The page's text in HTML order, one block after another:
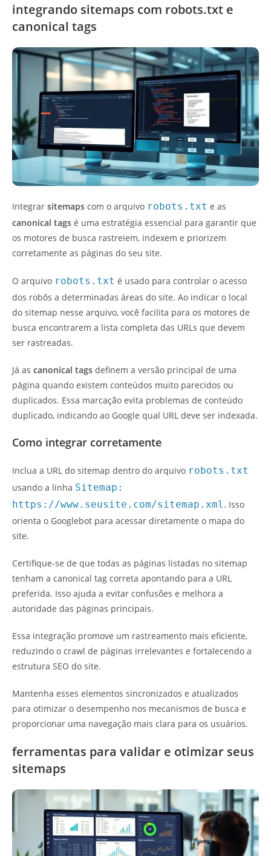
integrando sitemaps com robots.txt e
canonical tags
Integrar sitemaps com o arquivo robots.txt e as
canonical tags é uma estratégia essencial para garantir que
os motores de busca rastreiem, indexem e priorizem
corretamente as páginas do seu site.
O arquivo robots.txt é usado para controlar o acesso
dos robôs a determinadas áreas do site. Ao indicar o local
do sitemap nesse arquivo, você facilita para os motores de
busca encontrarem a lista completa das URLs que devem
ser rastreadas.
Já as canonical tags definem a versão principal de uma
página quando existem conteúdos muito parecidos ou
duplicados. Essa marcação evita problemas de conteúdo
duplicado, indicando ao Google qual URL deve ser indexada.
Como integrar corretamente
Inclua a URL do sitemap dentro do arquivo robots.txt
usando a linha Sitemap:
https://www.seusite.com/sitemap.xml. Isso
orienta o Googlebot para acessar diretamente o mapa do
site.
Certifique-se de que todas as páginas listadas no sitemap
tenham a canonical tag correta apontando para a URL
preferida. Isso ajuda a evitar confusões e melhora a
autoridade das páginas principais.
Essa integração promove um rastreamento mais eficiente,
reduzindo o crawl de páginas irrelevantes e fortalecendo a
estrutura SEO do site.
Mantenha esses elementos sincronizados e atualizados
para otimizar o desempenho nos mecanismos de busca e
proporcionar uma navegação mais clara para os usuários.
ferramentas para validar e otimizar seus
sitemaps